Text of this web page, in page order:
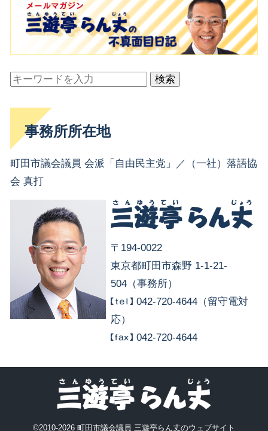
検索
事務所所在地
町田市議会議員 会派「自由民主党」／（一社）落語協
会 真打
〒194-0022
東京都町田市森野 1-1-21-
504（事務所）
042-720-4644（留守電対
応）
042-720-4644
©2010-2026 町田市議会議員 三遊亭らん丈のウェブサイト